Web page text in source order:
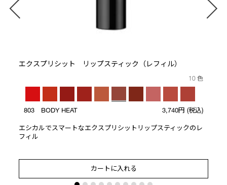
エクスプリシット リップスティック（レフィル）
10 色
803 BODY HEAT 3,740円 (税込)
エシカルでスマートなエクスプリシットリップスティックのレ
フィル
カートに入れる